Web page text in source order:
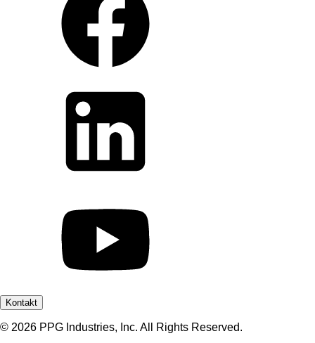
Kontakt
© 2026 PPG Industries, Inc. All Rights Reserved.